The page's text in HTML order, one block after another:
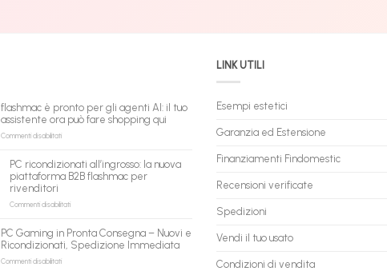
flashmac è pronto per gli agenti AI: il tuo
assistente ora può fare shopping qui
Commenti disabilitatisu
pronto
per
agenti
tuo
assistente
PC ricondizionati all’ingrosso: la nuova
piattaforma B2B flashmac per
rivenditori
Commenti disabilitatisu
all’ingrosso:
la
PC Gaming in Pronta Consegna – Nuovi e
Ricondizionati, Spedizione Immediata
Commenti disabilitatisu
LINK UTILI
Esempi estetici
Garanzia ed Estensione
Finanziamenti Findomestic
Recensioni verificate
Spedizioni
Vendi il tuo usato
Condizioni di vendita